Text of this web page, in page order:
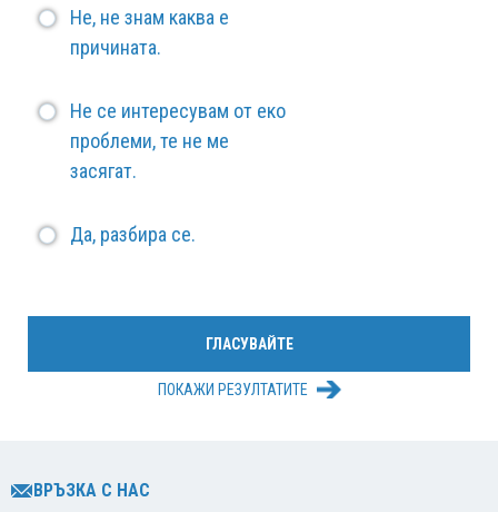
Не, не знам каква е
причината.
Не се интересувам от еко
проблеми, те не ме
засягат.
Да, разбира се.
ПОКАЖИ РЕЗУЛТАТИТЕ
ВРЪЗКА С НАС